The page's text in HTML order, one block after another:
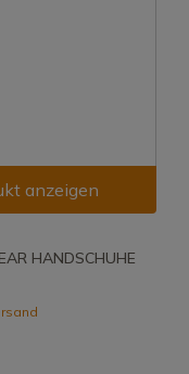
anzeigen
HANDSCHUHE